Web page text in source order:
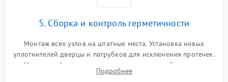
5. Сборка и контроль герметичности
Монтаж всех узлов на штатные места. Установка новых
уплотнителей дверцы и патрубков для исключения протечек.
Надежная фиксация хомутов гидравлической системы,
сборка корпуса и установка датчика поплавка.
Подробнее